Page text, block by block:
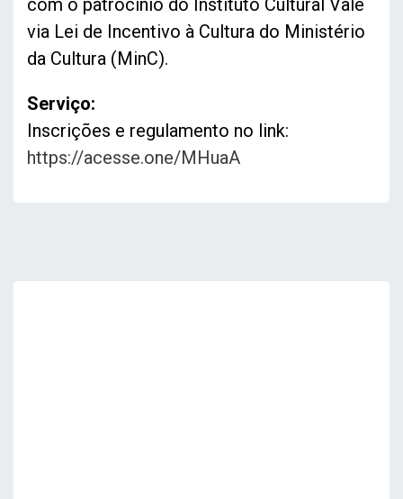
com o patrocínio do Instituto Cultural Vale
via Lei de Incentivo à Cultura do Ministério
da Cultura (MinC).
Serviço:
Inscrições e regulamento no link:
https://acesse.one/MHuaA